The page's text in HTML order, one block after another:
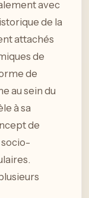
avec
de la
attachés
de
de
au sein du
à sa
de